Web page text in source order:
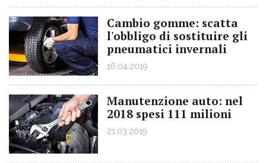
Cambio gomme: scatta
l'obbligo di sostituire gli
pneumatici invernali
16.04.2019
Manutenzione auto: nel
2018 spesi 111 milioni
21.03.2019